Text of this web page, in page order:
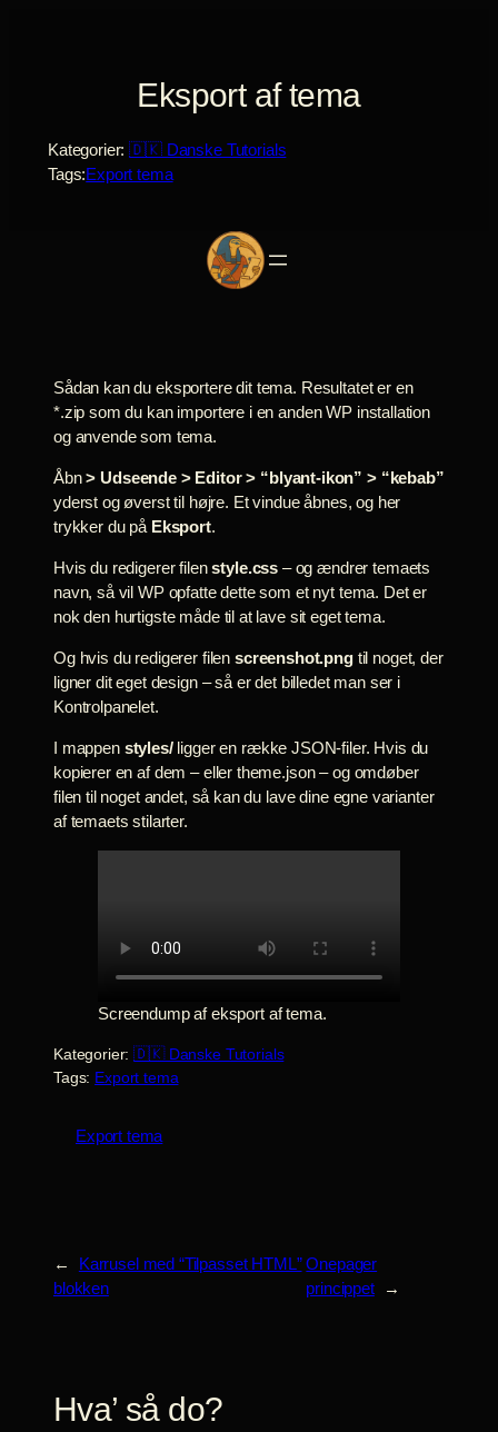
Eksport af tema
Kategorier:🇩🇰 Danske Tutorials
Tags:Export tema
Sådan kan du eksportere dit tema. Resultatet er en
*.zip som du kan importere i en anden WP installation
og anvende som tema.
Åbn> Udseende > Editor > “blyant-ikon” > “kebab”
yderst og øverst til højre. Et vindue åbnes, og her
trykker du på Eksport.
Hvis du redigerer filenstyle.css – og ændrer temaets
navn, så vil WP opfatte dette som et nyt tema. Det er
nok den hurtigste måde til at lave sit eget tema.
Og hvis du redigerer filen screenshot.pngtil noget, der
ligner dit eget design – så er det billedet man ser i
Kontrolpanelet.
I mappen styles/ligger en række JSON-filer. Hvis du
kopierer en af dem – eller theme.json – og omdøber
filen til noget andet, så kan du lave dine egne varianter
af temaets stilarter.
Screendump af eksport af tema.
Kategorier:🇩🇰 Danske Tutorials
Tags: Export tema
Export tema
←
Karrusel med “Tilpasset HTML”
blokken
Onepager
princippet
→
Hva’ så do?